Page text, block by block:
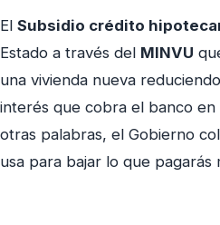
El Subsidio crédito
Estado a través del MINVU
una vivienda nueva
interés que cobra el banco
otras palabras, el Gobierno
usa para bajar lo que